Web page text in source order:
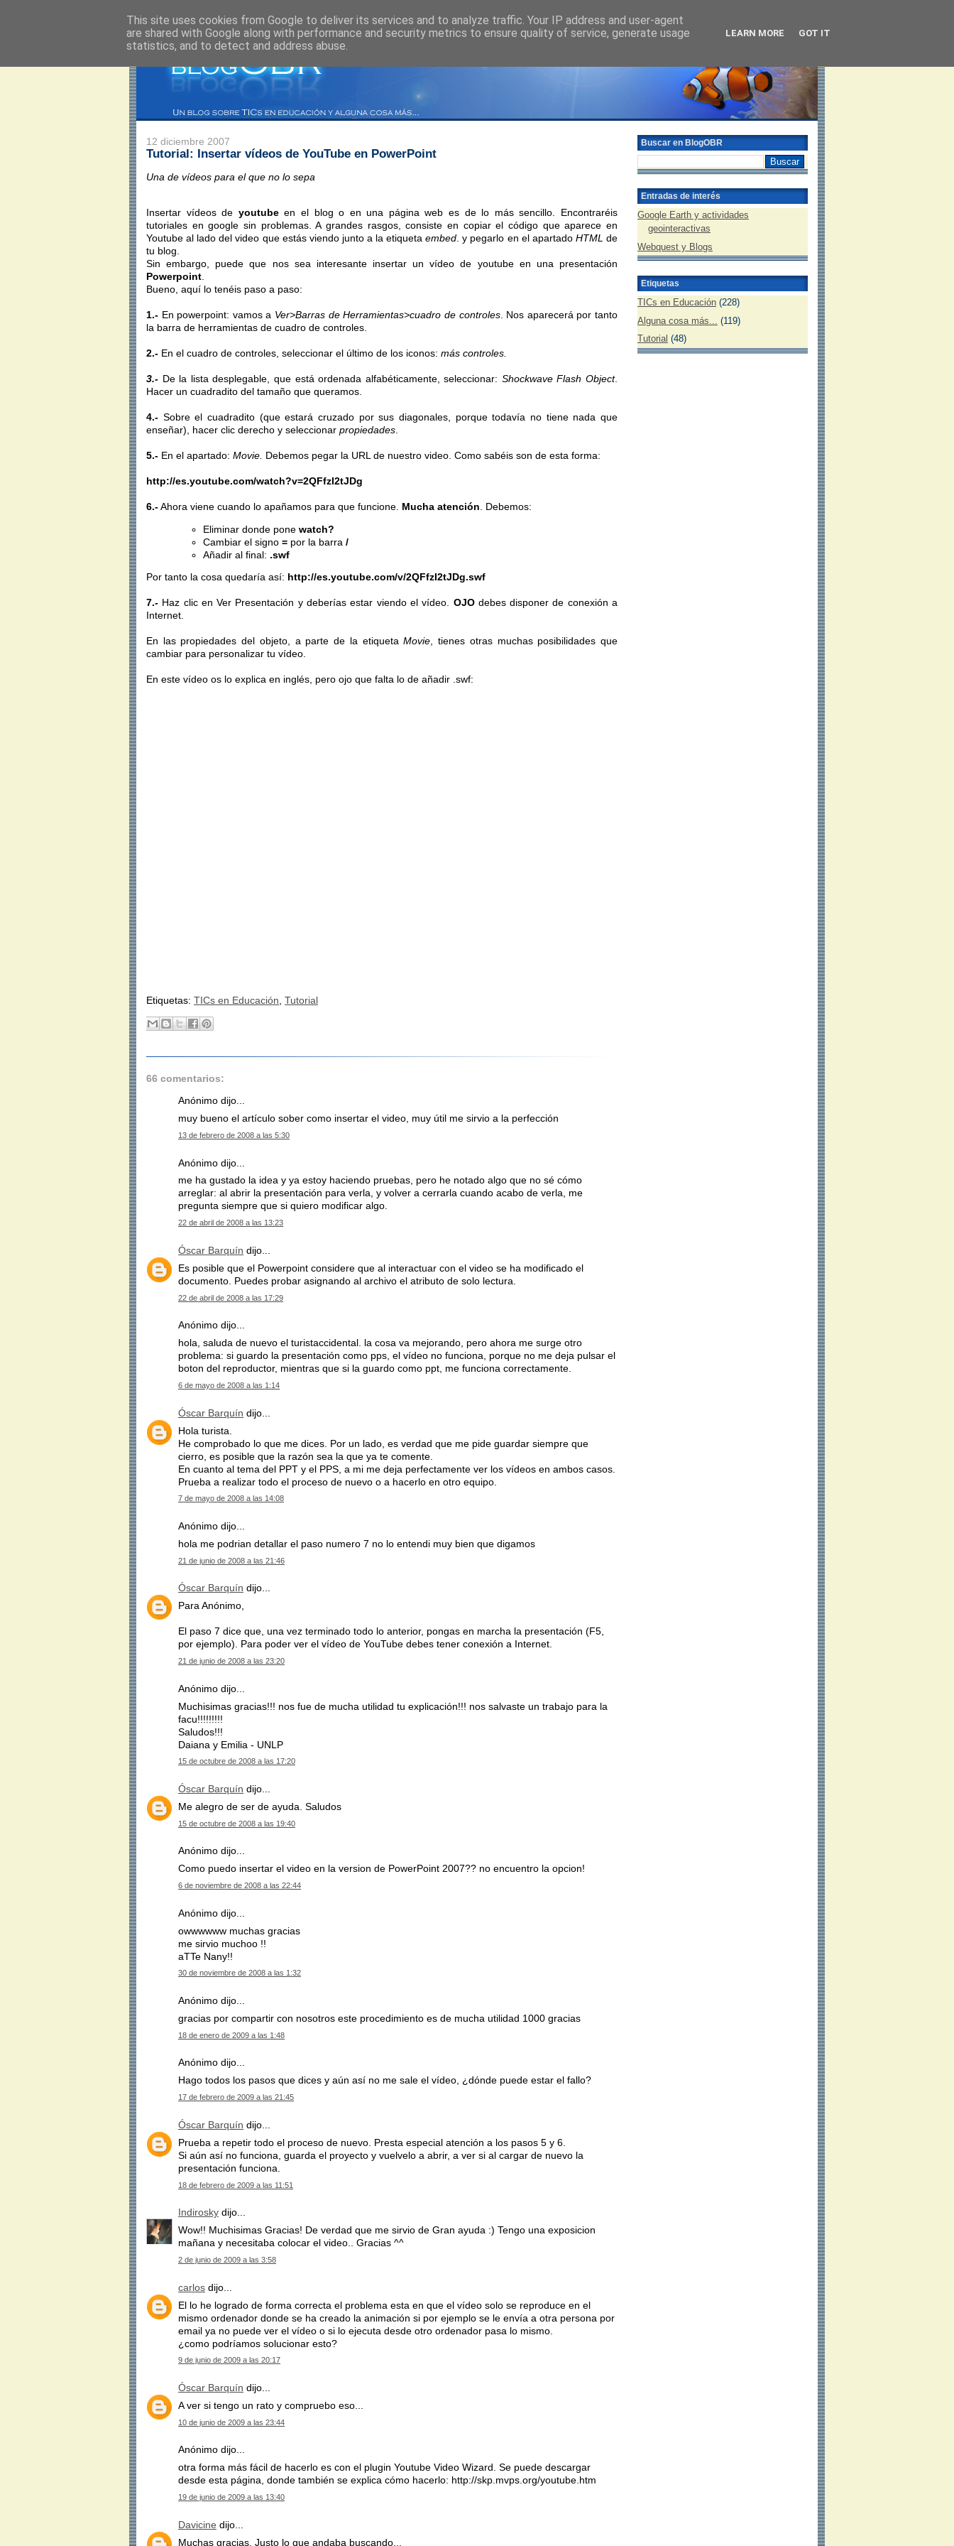
12 diciembre 2007
Tutorial: Insertar vídeos de YouTube en PowerPoint
Una de vídeos para el que no lo sepa
Insertar vídeos de youtubeen el blog o en una página web es de lo más sencillo. Encontraréis
tutoriales en google sin problemas. A grandes rasgos, consiste en copiar el código que aparece en
Youtube al lado del video que estás viendo junto a la etiquetaembed . y pegarlo en el apartado HTML de
tu blog.
Sin embargo, puede que nos sea interesante insertar un vídeo de youtube en una presentación
Powerpoint
Bueno, aquí lo tenéis paso a paso:
1.- En powerpoint: vamos a Ver>Barras de Herramientas>cuadro de controles. Nos aparecerá por tanto
la barra de herramientas de cuadro de controles.
2.- En el cuadro de controles, seleccionar el último de los iconos: más controles.
3.- De la listadesplegable , que está ordenada alfabéticamente, seleccionar: Shockwave Flash Object.
Hacer un cuadradito del tamaño que queramos.
4.- Sobre el cuadradito (que estará cruzado por sus diagonales, porque todavía no tiene nada que
enseñar), hacer clic derecho y seleccionar propiedades
5.- En el apartado: Movie Debemos pegar la URL de nuestro video . Como sabéis son de esta forma:
http://es.youtube.com/watch?v=2QFfzI2tJDg
6.-Ahora viene cuando lo apañamos para que funcione Mucha atención . Debemos:
Eliminar donde pone watch?
Cambiar el signo = por la barra /
Añadir al final: .swf
Por tanto la cosa quedaría así: http://es.youtube.com/v/2QFfzI2tJDg.swf
7.- Haz clicen Ver Presentación y deberías estar viendo elvídeo. OJOdebes disponer de conexión a
Internet.
En las propiedades del objeto, a parte de la etiquetaMovie, tienes otras muchas posibilidades que
cambiar para personalizar tu vídeo.
En este vídeo os lo explica en inglés, pero ojo que falta lo de añadir .swf:
Etiquetas: TICs en Educación Tutorial
66 comentarios:
Anónimo dijo...
muy bueno el artículo sober como insertar el video, muy útil me sirvio a la perfección
13 de febrero de 2008 a las 5:30
Anónimo dijo...
me ha gustado la idea y ya estoy haciendo pruebas, pero he notado algo que no sé cómo
arreglar: al abrir la presentación para verla, y volver a cerrarla cuando acabo de verla, me
pregunta siempre que si quiero modificar algo.
22 de abril de 2008 a las 13:23
Óscar Barquín dijo...
Es posible que el Powerpoint considere que al interactuar con el video se ha modificado el
documento. Puedes probar asignando al archivo el atributo de solo lectura.
22 de abril de 2008 a las 17:29
Anónimo dijo...
hola, saluda de nuevo el turistaccidental. la cosa va mejorando, pero ahora me surge otro
problema: si guardo la presentación como pps, el vídeo no funciona, porque no me deja pulsar el
boton del reproductor, mientras que si la guardo como ppt, me funciona correctamente.
6 de mayo de 2008 a las 1:14
Óscar Barquín dijo...
Hola turista.
He comprobado lo que me dices. Por un lado, es verdad que me pide guardar siempre que
cierro, es posible que la razón sea la que ya te comente.
En cuanto al tema del PPT y el PPS, a mi me deja perfectamente ver los vídeos en ambos casos.
Prueba a realizar todo el proceso de nuevo o a hacerlo en otro equipo.
7 de mayo de 2008 a las 14:08
Anónimo dijo...
hola me podrian detallar el paso numero 7 no lo entendi muy bien que digamos
21 de junio de 2008 a las 21:46
Óscar Barquín dijo...
Para Anónimo,
El paso 7 dice que, una vez terminado todo lo anterior, pongas en marcha la presentación (F5,
por ejemplo). Para poder ver el vídeo de YouTube debes tener conexión a Internet.
21 de junio de 2008 a las 23:20
Anónimo dijo...
Muchisimas gracias!!! nos fue de mucha utilidad tu explicación!!! nos salvaste un trabajo para la
facu!!!!!!!!!
Saludos!!!
Daiana y Emilia - UNLP
15 de octubre de 2008 a las 17:20
Óscar Barquín dijo...
Me alegro de ser de ayuda. Saludos
15 de octubre de 2008 a las 19:40
Anónimo dijo...
Como puedo insertar el video en la version de PowerPoint 2007?? no encuentro la opcion!
6 de noviembre de 2008 a las 22:44
Anónimo dijo...
owwwwww muchas gracias
me sirvio muchoo !!
aTTe Nany!!
30 de noviembre de 2008 a las 1:32
Anónimo dijo...
gracias por compartir con nosotros este procedimiento es de mucha utilidad 1000 gracias
18 de enero de 2009 a las 1:48
Anónimo dijo...
Hago todos los pasos que dices y aún así no me sale el vídeo, ¿dónde puede estar el fallo?
17 de febrero de 2009 a las 21:45
Óscar Barquín dijo...
Prueba a repetir todo el proceso de nuevo. Presta especial atención a los pasos 5 y 6.
Si aún así no funciona, guarda el proyecto y vuelvelo a abrir, a ver si al cargar de nuevo la
presentación funciona.
18 de febrero de 2009 a las 11:51
Indirosky dijo...
Wow!! Muchisimas Gracias! De verdad que me sirvio de Gran ayuda :) Tengo una exposicion
mañana y necesitaba colocar el video.. Gracias ^^
2 de junio de 2009 a las 3:58
carlos dijo...
El lo he logrado de forma correcta el problema esta en que el vídeo solo se reproduce en el
mismo ordenador donde se ha creado la animación si por ejemplo se le envía a otra persona por
email ya no puede ver el vídeo o si lo ejecuta desde otro ordenador pasa lo mismo.
¿como podríamos solucionar esto?
9 de junio de 2009 a las 20:17
Óscar Barquín dijo...
A ver si tengo un rato y compruebo eso...
10 de junio de 2009 a las 23:44
Anónimo dijo...
otra forma más fácil de hacerlo es con el plugin Youtube Video Wizard. Se puede descargar
desde esta página, donde también se explica cómo hacerlo: http://skp.mvps.org/youtube.htm
19 de junio de 2009 a las 13:40
Davicine dijo...
Muchas gracias. Justo lo que andaba buscando...
Buscar en BlogOBR
Entradas de interés
Google Earth y actividades
geointeractivas
Webquest y Blogs
Etiquetas
TICs en Educación (228)
Alguna cosa más...
(119)
Tutorial (48)
This site uses cookies from Google to deliver its services and to analyze traffic. Your IP address and user-agent
are shared with Google along with performance and security metrics to ensure quality of service, generate usage
statistics, and to detect and address abuse.
LEARN MORE GOT IT